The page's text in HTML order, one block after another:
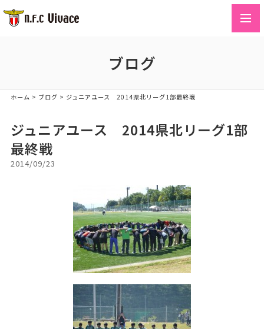
ブログ
ホーム > ブログ > ジュニアユース 2014県北リーグ1部最終戦
ジュニアユース 2014県北リーグ1部
最終戦
2014/09/23